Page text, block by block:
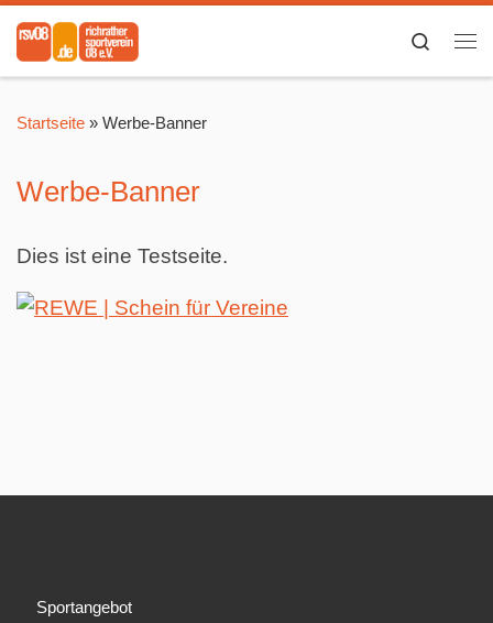
Zum Inhalt springen
Search
Startseite » Werbe-Banner
Werbe-Banner
Dies ist eine Testseite.
Sportangebot